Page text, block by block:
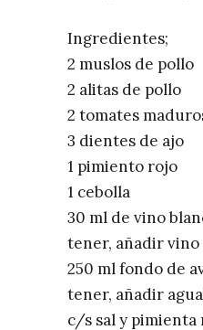
Ingredientes;
2 muslos de pollo
2 alitas de pollo
2 tomates
3 dientes de ajo
1 pimiento rojo
1 cebolla
30 ml de vino
tener, añadir
250 ml fondo de
tener, añadir
c/s sal y pimienta